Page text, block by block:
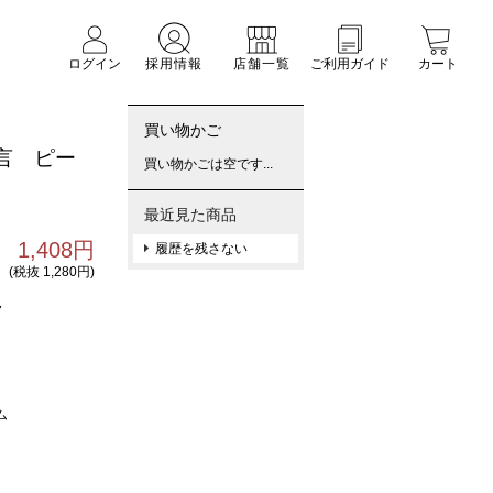
ログイン 採用情報 店舗一覧 ご利用ガイド カート
ピー
1,408円
(税抜 1,280円)
買い物かご
買い物かごは空です...
最近見た商品
履歴を残さない